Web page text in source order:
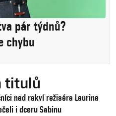
pár týdnů?
chybu
titulů
nad rakví režiséra Laurina
i dceru Sabinu